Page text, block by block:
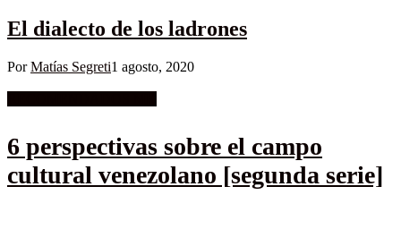
El dialecto de los ladrones
PorMatías Segreti1 agosto, 2020
6 perspectivas sobre el campo
cultural venezolano [segunda serie]